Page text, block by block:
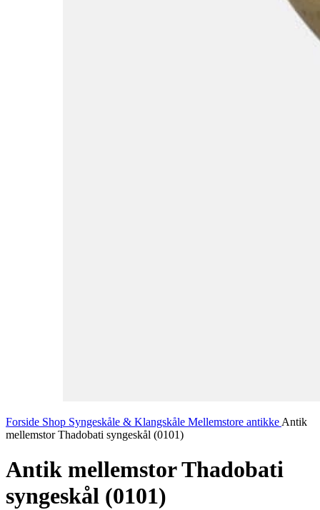
Forside Shop Syngeskåle & Klangskåle Mellemstore antikke Antik
mellemstor Thadobati syngeskål (0101)
Antik mellemstor Thadobati
syngeskål (0101)